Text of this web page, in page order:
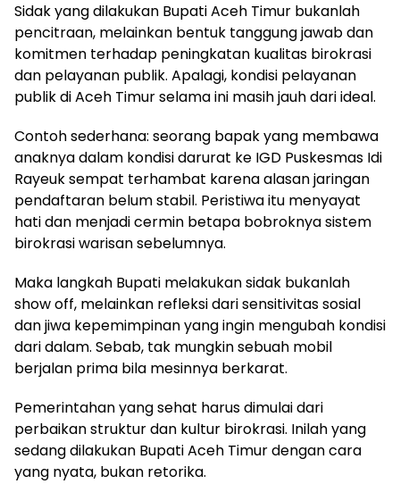
Sidak yang dilakukan Bupati Aceh Timur bukanlah
pencitraan, melainkan bentuk tanggung jawab dan
komitmen terhadap peningkatan kualitas birokrasi
dan pelayanan publik. Apalagi, kondisi pelayanan
publik di Aceh Timur selama ini masih jauh dari ideal.
Contoh sederhana: seorang bapak yang membawa
anaknya dalam kondisi darurat ke IGD Puskesmas Idi
Rayeuk sempat terhambat karena alasan jaringan
pendaftaran belum stabil. Peristiwa itu menyayat
hati dan menjadi cermin betapa bobroknya sistem
birokrasi warisan sebelumnya.
Maka langkah Bupati melakukan sidak bukanlah
show off, melainkan refleksi dari sensitivitas sosial
dan jiwa kepemimpinan yang ingin mengubah kondisi
dari dalam. Sebab, tak mungkin sebuah mobil
berjalan prima bila mesinnya berkarat.
Pemerintahan yang sehat harus dimulai dari
perbaikan struktur dan kultur birokrasi. Inilah yang
sedang dilakukan Bupati Aceh Timur dengan cara
yang nyata, bukan retorika.